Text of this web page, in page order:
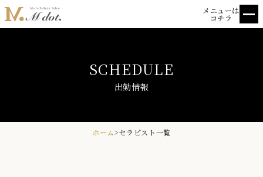
メニューは
コチラ
SYSTEM
SCHEDULE
出勤情報
ホーム>セラピスト一覧